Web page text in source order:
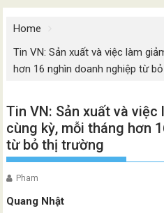
Home
Tin VN: Sản xuất và việc làm
hơn 16 nghìn doanh nghiệp từ
Tin VN: Sản xuất và
cùng kỳ, mỗi tháng hơn
từ bỏ thị trường
Pham
Quang Nhật